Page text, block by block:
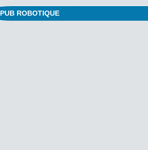
PUB ROBOTIQUE